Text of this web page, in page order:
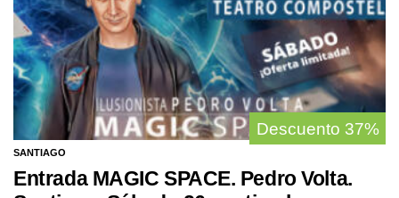
Descuento 37%
SANTIAGO
Entrada MAGIC SPACE. Pedro Volta.